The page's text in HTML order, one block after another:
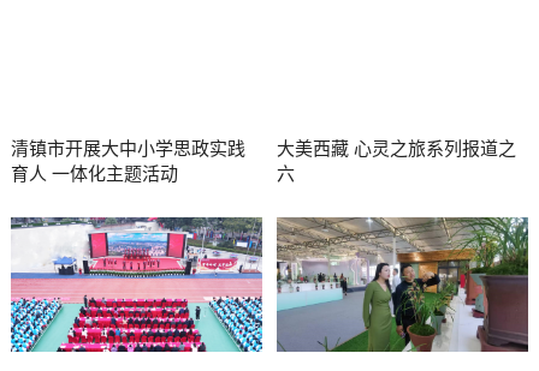
清镇市开展大中小学思政实践
育人 一体化主题活动
大美西藏 心灵之旅系列报道之
六